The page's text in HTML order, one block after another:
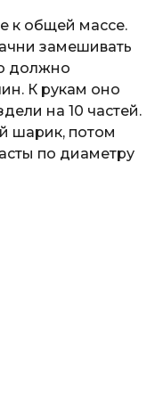
к общей массе.
замешивать
должно
К рукам оно
на 10 частей.
шарик, потом
по диаметру